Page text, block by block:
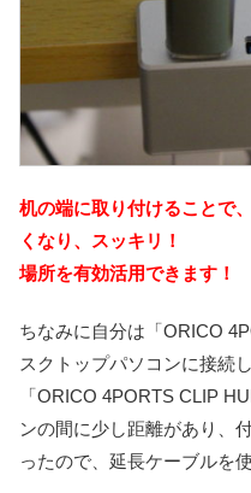
机の端に取り付けることで
くなり、スッキリ！
場所を有効活用できます！
ちなみに自分は「ORICO
スクトップパソコンに接続
「ORICO 4PORTS CLIP
ンの間に少し距離があり、
ったので、延長ケーブルを